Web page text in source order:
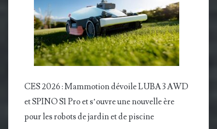
CES 2026 : Mammotion dévoile LUBA 3 AWD
et SPINO S1 Pro et s’ouvre une nouvelle ère
pour les robots de jardin et de piscine